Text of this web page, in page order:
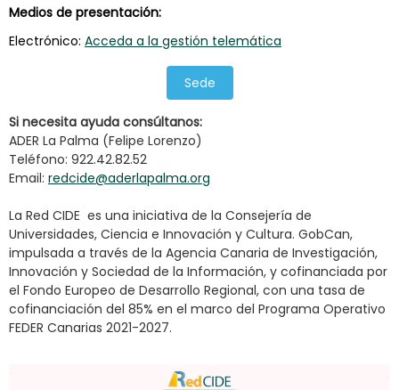
Medios de presentación:
Electrónico: Acceda a la gestión telemática
Sede
Si necesita ayuda consúltanos:
ADER La Palma (Felipe Lorenzo)
Teléfono: 922.42.82.52
Email: redcide@aderlapalma.org
La Red CIDE es una iniciativa de la Consejería de
Universidades, Ciencia e Innovación y Cultura. GobCan,
impulsada a través de la Agencia Canaria de Investigación,
Innovación y Sociedad de la Información, y cofinanciada por
el Fondo Europeo de Desarrollo Regional, con una tasa de
cofinanciación del 85% en el marco del Programa Operativo
FEDER Canarias 2021-2027.